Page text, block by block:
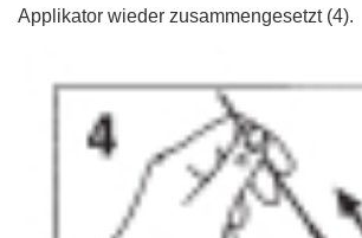
Applikator wieder zusammengesetzt (4).